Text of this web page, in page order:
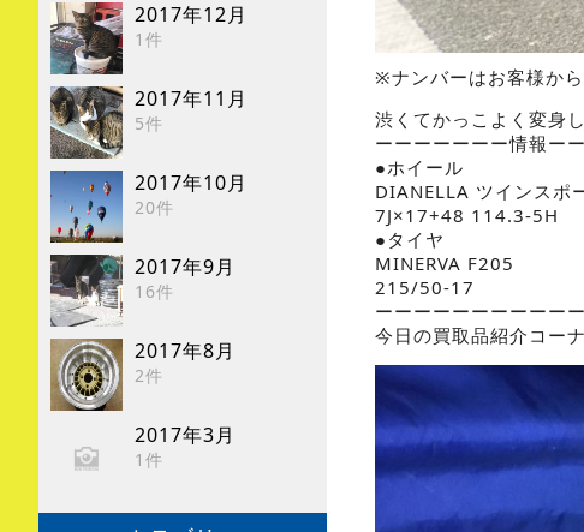
2017年12月
1件
2017年11月
5件
2017年10月
20件
2017年9月
16件
2017年8月
2件
2017年3月
1件
※ナンバーはお客様か
渋くてかっこよく変身
ーーーーーーー情報ー
●ホイール
DIANELLA ツインスポ
7J×17+48 114.3-5H
●タイヤ
MINERVA F205
215/50-17
ーーーーーーーーーー
今日の買取品紹介コー